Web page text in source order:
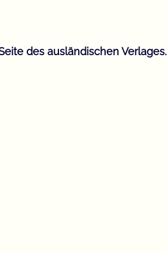
des ausländischen Verlages.